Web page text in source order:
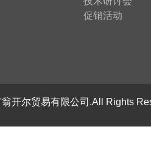
促销活动
开尔贸易有限公司.All Rights